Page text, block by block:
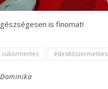
is finomat!
cukormentes édesítőszermentes
Dominika